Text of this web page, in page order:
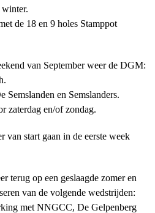
de 18 en 9 holes Stamppot
van September weer de DGM:
en Semslanders.
zaterdag en/of zondag.
van start gaan in de eerste week
terug op een geslaagde zomer en
van de volgende wedstrijden:
met NNGCC, De Gelpenberg